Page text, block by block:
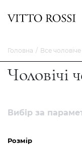
Головна Все чоловіче
Чоловічі
Вибір за
Розмір